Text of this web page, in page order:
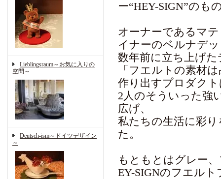
Lieblingsraum～お気に入りの
空間～
Deutsch-ism～ドイツデザイン
～
ー“HEY-SIGN”のも
オーナーであるマ
イナーのベルナデ
数年前に立ち上げ
「フエルトの素材
作り出すプロダク
2人のそういった強
広げ、
私たちの生活に彩
た。
もともとはグレー
EY-SIGNのフエル